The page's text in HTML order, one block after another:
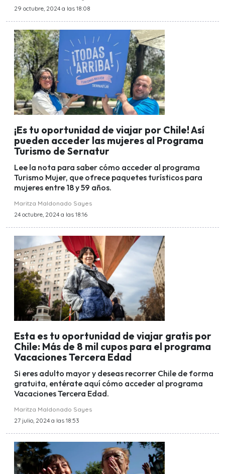
29 octubre, 2024 a las 18:08
¡Es tu oportunidad de viajar por Chile! Así
pueden acceder las mujeres al Programa
Turismo de Sernatur
Lee la nota para saber cómo acceder al programa
Turismo Mujer, que ofrece paquetes turísticos para
mujeres entre 18 y 59 años.
Maritza Maldonado Sayes
24 octubre, 2024 a las 18:16
Esta es tu oportunidad de viajar gratis por
Chile: Más de 8 mil cupos para el programa
Vacaciones Tercera Edad
Si eres adulto mayor y deseas recorrer Chile de forma
gratuita, entérate aquí cómo acceder al programa
Vacaciones Tercera Edad.
Maritza Maldonado Sayes
27 julio, 2024 a las 18:53